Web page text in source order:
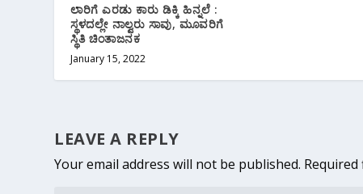
ಲಾರಿಗೆ ಎರಡು ಕಾರು ಡಿಕ್ಕಿ ಹಿನ್ನಲೆ :
ಸ್ಥಳದಲ್ಲೇ ನಾಲ್ವರು ಸಾವು, ಮೂವರಿಗೆ
ಸ್ಥಿತಿ ಚಿಂತಾಜನಕ
January 15, 2022
LEAVE A REPLY
Your email address will not be published.